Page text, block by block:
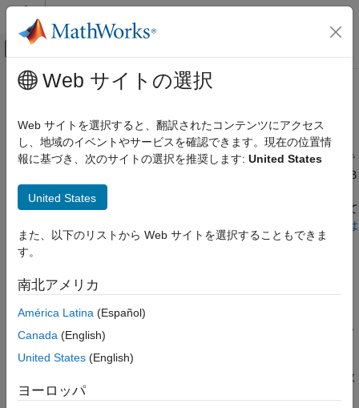
コンテンツへスキップ
オフキャンバス ナビゲーション メ
ドキュメンテーションのホーム
FPGA、ASIC、および SoC 開発
Fixed-Point Designer
アルゴリズムの高速化
データ定義
数値型
cell 配列
categorical 配列
メインコンテンツ
MATLAB のクラス
MATLAB クラスの固定小数点変換およびコード高速化
アルゴリズムの高速化または固定小数点変換を意図したコードで
は、値クラス、ハンドル クラス、System object などの MATLAB
クラスを使用できます。MATLAB の値クラスとハンドル クラス
の詳細については、
を参照して
System object とは
を参照してください。
固定小数点変換または高速化用の MATLAB コードでは、以下を
行うことができます。
を使用する。
MATLAB 値クラスを MATLAB エントリ ポイントの入力引数
として使用する。
Web サイトの選択
Web サイトを選択すると、翻訳されたコンテンツにアクセス
し、地域のイベントやサービスを確認できます。現在の位置情
報に基づき、次のサイトの選択を推奨します: United States
United States
また、以下のリストから Web サイトを選択することもできま
す。
南北アメリカ
América Latina (Español)
Canada (English)
United States (English)
ヨーロッパ